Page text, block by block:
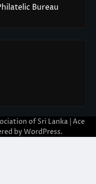
Bureau
of Sri Lanka | Ace
by WordPress.